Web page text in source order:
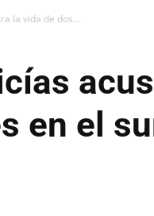
la vida de dos...
en el